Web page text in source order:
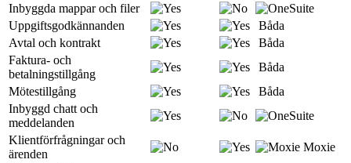
Inbyggda mappar och filer
Uppgiftsgodkännanden
Båda
Avtal och kontrakt
Båda
Faktura- och
betalningstillgång
Båda
Mötestillgång
Båda
Inbyggd chatt och
meddelanden
Klientförfrågningar och
ärenden
Moxie